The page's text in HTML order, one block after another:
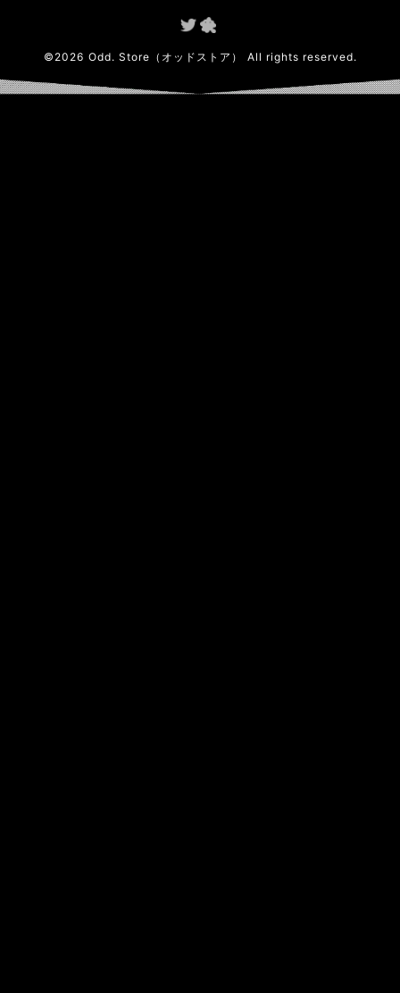
© 2026 Odd. Store（オッドストア） All rights reserved.